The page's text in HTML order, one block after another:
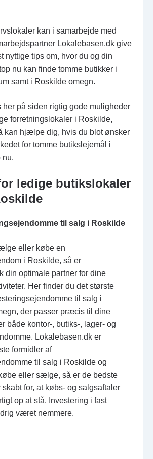
kan i samarbejde med
Lokalebasen.dk give
nyttige tips om, hvor du og din
nu kan finde tomme butikker i
samt i Roskilde omegn.
her på siden rigtig gode muligheder
forretningslokaler i Roskilde,
kan hjælpe dig, hvis du blot ønsker
for tomme butikslejemål i
nu.
ledige butikslokaler
til salg i Roskilde
eller købe en
i Roskilde, så er
din optimale partner for dine
Her finder du det største
til salg i
der passer præcis til dine
både kontor-, butiks-, lager- og
Lokalebasen.dk er
formidler af
til salg i Roskilde og
eller sælge, så er de bedste
for, at købs- og salgsaftaler
op at stå. Investering i fast
været nemmere.